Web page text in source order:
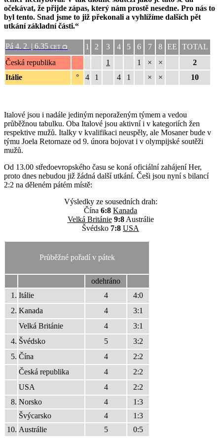
očekávat, že přijde zápas, který nám prostě nesedne. Pro nás to
byl tento. Snad jsme to již překonali a vyhlížíme dalších pět
utkání základní části.“
Pá 4. 2. | 6.35 CET 📺 1 2 3 4 5 6 7 8 EE
TOTAL
Česká republika
1 1 × ×
2
Itálie
° 4 1 4 1 × × 10
Italové jsou i nadále jediným neporaženým týmem a vedou
průběžnou tabulku. Oba Italové jsou aktivní i v kategoriích žen
respektive mužů. Italky v kvalifikaci neuspěly, ale Mosaner bude v
týmu Joela Retornaze od 9. února bojovat i v olympijské soutěži
mužů.
Od 13.00 středoevropského času se koná oficiální zahájení Her,
proto dnes nebudou již žádná další utkání. Češi jsou nyní s bilancí
2:2 na děleném pátém místě:
Výsledky ze sousedních drah:
Čína 6:8 Kanada
Velká Británie 9:8Austrálie
Švédsko 7:8 USA
Průběžné pořadí v pátek
odehráno
1. Itálie 4
4:0
2. Kanada 4
3:1
Velká Británie
4
3:1
4. Švédsko 5
3:2
5. Čína 4
2:2
Česká republika
4
2:2
USA
4
2:2
8. Norsko 4
1:3
Švýcarsko
4
1:3
10. Austrálie 5 0:5